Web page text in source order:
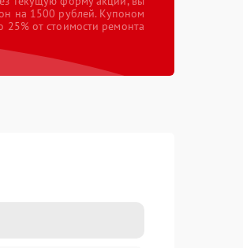
на 1500 рублей. Купоном
25% от стоимости ремонта